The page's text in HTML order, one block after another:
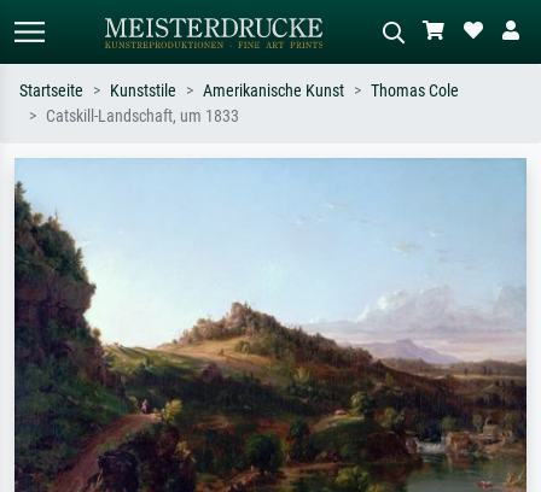
Sternennacht, Impressionismus, Welle
Wiese, Abstrakt mit viel Rot, Dunkles
Startseite Kunststile Amerikanische Kunst
Thomas Cole
Catskill-Landschaft, um 1833